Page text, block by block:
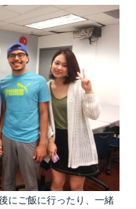
にご飯に行ったり、一緒